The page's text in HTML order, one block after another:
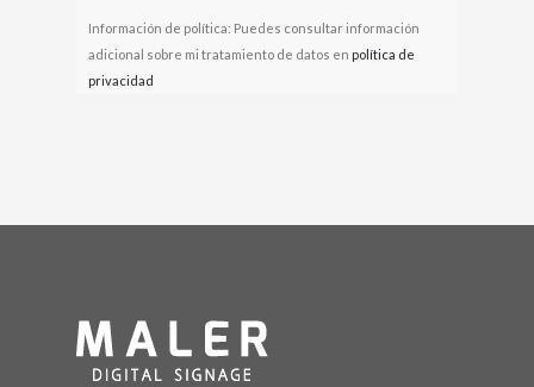
Información de política: Puedes consultar información
adicional sobre mi tratamiento de datos en política de
privacidad